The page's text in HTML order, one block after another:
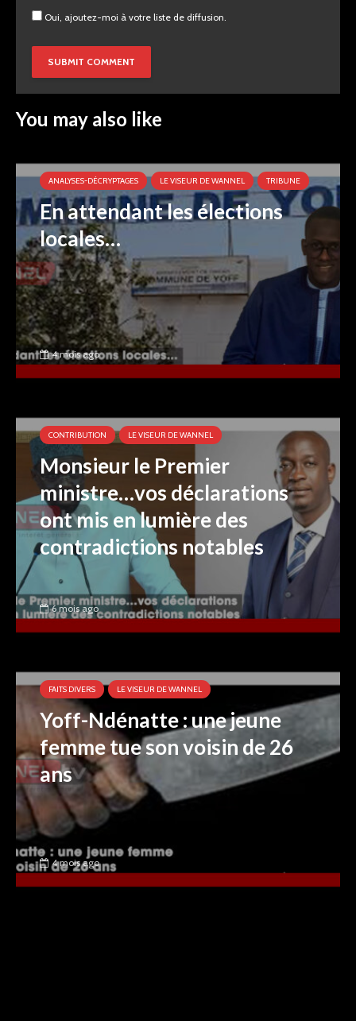
Oui, ajoutez-moi à votre liste de diffusion.
You may also like
ANALYSES-DÉCRYPTAGES LE VISEUR DE WANNEL TRIBUNE
En attendant les élections
locales…
4 mois ago
CONTRIBUTION LE VISEUR DE WANNEL
Monsieur le Premier
ministre…vos déclarations
ont mis en lumière des
contradictions notables
6 mois ago
FAITS DIVERS LE VISEUR DE WANNEL
Yoff-Ndénatte : une jeune
femme tue son voisin de 26
ans
4 mois ago